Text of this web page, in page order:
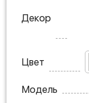
Декор
Цвет
Модель